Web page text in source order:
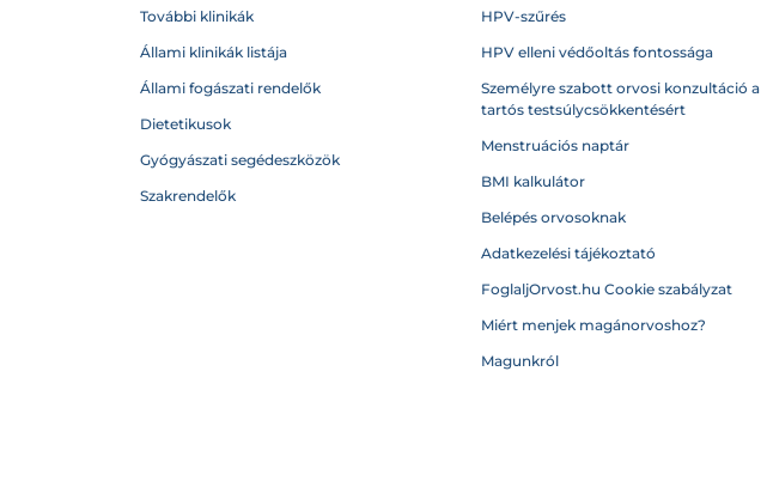
További klinikák
Állami klinikák listája
Állami fogászati rendelők
Dietetikusok
Gyógyászati segédeszközök
Szakrendelők
HPV-szűrés
HPV elleni védőoltás fontossága
Személyre szabott orvosi konzultáció a
tartós testsúlycsökkentésért
Menstruációs naptár
BMI kalkulátor
Belépés orvosoknak
Adatkezelési tájékoztató
FoglaljOrvost.hu Cookie szabályzat
Miért menjek magánorvoshoz?
Magunkról